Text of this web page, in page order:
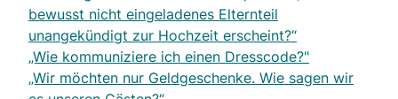
bewusst nicht eingeladenes Elternteil
unangekündigt zur Hochzeit erscheint?“
„Wie kommuniziere ich einen Dresscode?"
„Wir möchten nur Geldgeschenke. Wie sagen wir